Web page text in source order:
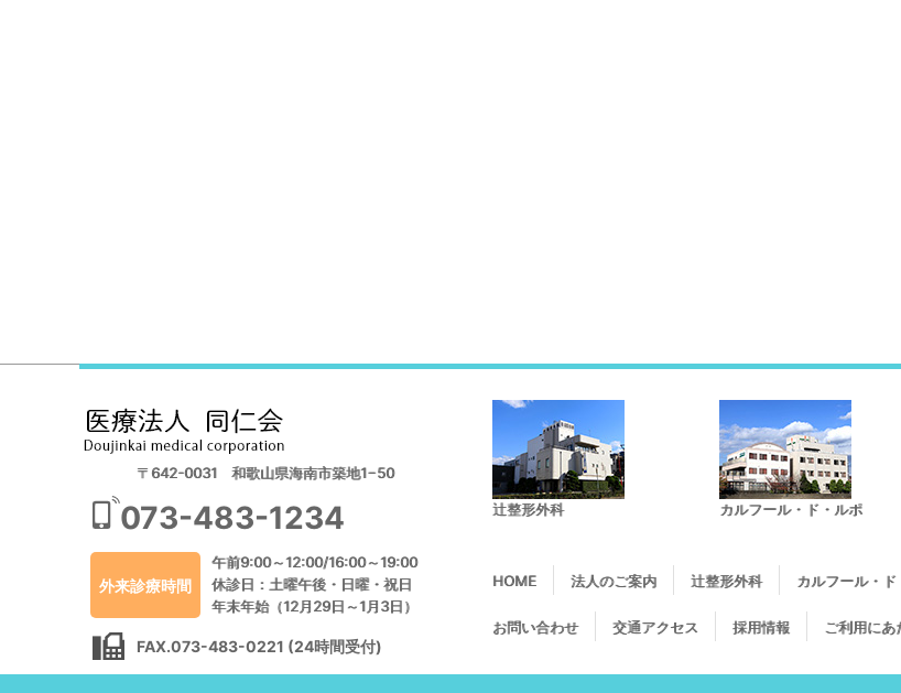
〒642-0031 和歌山県海南市築地1−50
073-483-1234
外来診療時間
午前9:00～12:00/16:00～19:00
休診日：土曜午後・日曜・祝日
年末年始（12月29日～1月3日）
FAX.073-483-0221 (24時間受付)
辻整形外科 カルフール・ド・ルポ
HOME 法人のご案内 辻整形外科 カルフール・ド
お問い合わせ 交通アクセス 採用情報 ご利用にあ